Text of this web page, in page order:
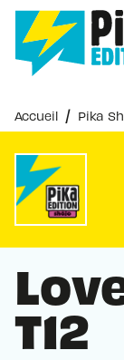
MENU
PIED DE
Accueil / Pika
T12